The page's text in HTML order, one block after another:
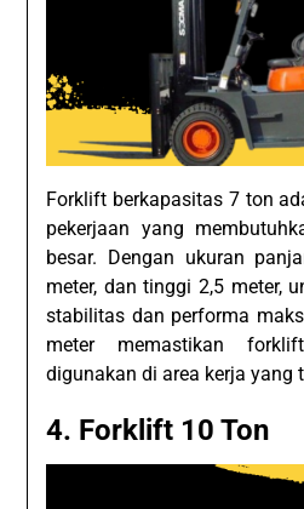
Forklift berkapasitas 7 ton
pekerjaan yang
besar. Dengan ukuran
meter, dan tinggi 2,5 meter,
stabilitas dan performa
meter memastikan
digunakan di area kerja yang
4. Forklift 10 Ton